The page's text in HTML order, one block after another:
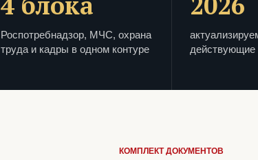
Роспотребнадзор, МЧС, охрана
труда и кадры в одном контуре
действующие
КОМПЛЕКТ ДОКУМЕНТОВ